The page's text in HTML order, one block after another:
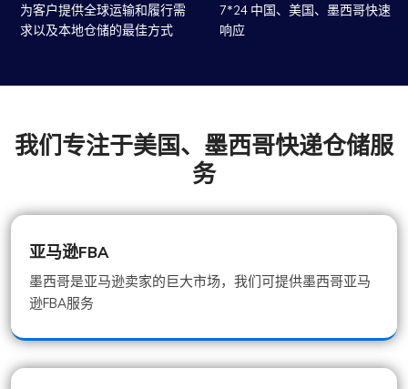
为客户提供全球运输和履行需
求以及本地仓储的最佳方式
7*24 中国、美国、墨西哥快速
响应
我们专注于美国、墨西哥快递仓储服
务
亚马逊FBA
墨西哥是亚马逊卖家的巨大市场，我们可提供墨西哥亚马
逊FBA服务